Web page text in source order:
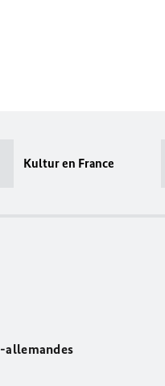
Kultur en France
allemandes